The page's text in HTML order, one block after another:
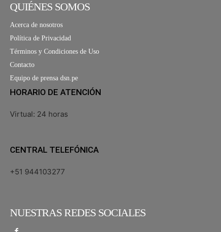
QUIÉNES SOMOS
Acerca de nosotros
Política de Privacidad
Términos y Condiciones de Uso
Contacto
Equipo de prensa dsn.pe
HORARIO DE ATENCIÓN
Virtual: 24 horas
CENTRAL TELEFÓNICA
+51 944103277
NUESTRAS REDES SOCIALES